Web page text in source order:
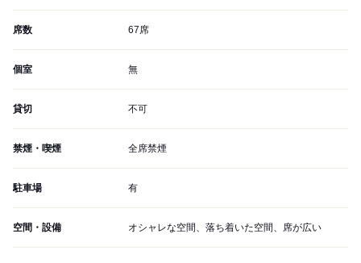
席数 67席
個室 無
貸切 不可
禁煙・喫煙 全席禁煙
駐車場 有
空間・設備 オシャレな空間、落ち着いた空間、席が広い